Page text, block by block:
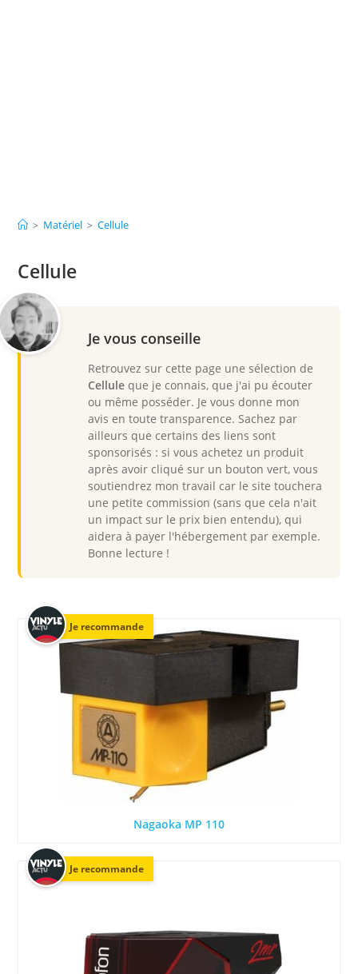
> Matériel > Cellule
Cellule
Je vous conseille
Retrouvez sur cette page une sélection de
Cellule que je connais, que j'ai pu écouter
ou même posséder. Je vous donne mon
avis en toute transparence. Sachez par
ailleurs que certains des liens sont
sponsorisés : si vous achetez un produit
après avoir cliqué sur un bouton vert, vous
soutiendrez mon travail car le site touchera
une petite commission (sans que cela n'ait
un impact sur le prix bien entendu), qui
aidera à payer l'hébergement par exemple.
Bonne lecture !
Je recommande
Nagaoka MP 110
Je recommande